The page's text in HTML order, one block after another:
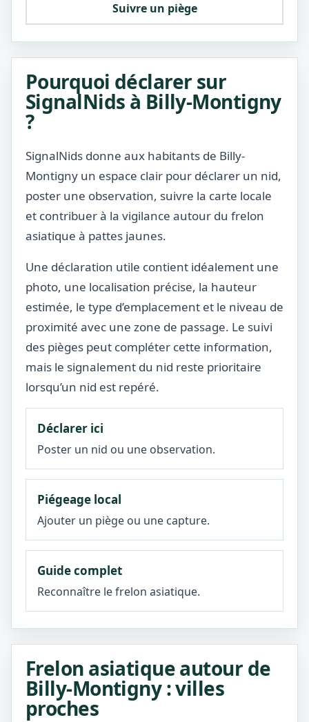
Suivre un piège
Pourquoi déclarer sur
SignalNids à Billy-Montigny
?
SignalNids donne aux habitants de Billy-
Montigny un espace clair pour déclarer un nid,
poster une observation, suivre la carte locale
et contribuer à la vigilance autour du frelon
asiatique à pattes jaunes.
Une déclaration utile contient idéalement une
photo, une localisation précise, la hauteur
estimée, le type d’emplacement et le niveau de
proximité avec une zone de passage. Le suivi
des pièges peut compléter cette information,
mais le signalement du nid reste prioritaire
lorsqu’un nid est repéré.
Déclarer ici
Poster un nid ou une observation.
Piégeage local
Ajouter un piège ou une capture.
Guide complet
Reconnaître le frelon asiatique.
Frelon asiatique autour de
Billy-Montigny : villes
proches